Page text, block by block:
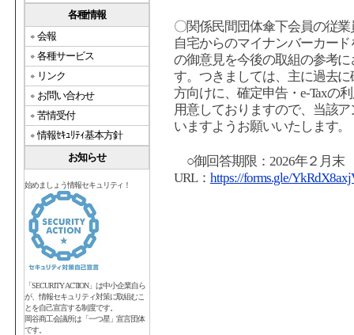
〇関係民間団体傘下会員の従
自宅からのマイナンバーカー
の御意見を今後の取組の参考
す。つきましては、主に過去
方向けに、確定申告・e-Taxの
用意しておりますので、当該
いますようお願いいたします。
○御回答期限：2026年２月末
URL： https://forms.gle/
各種情報
会報
各種サービス
リンク
お問い合わせ
苦情受付
情報ｾｷｭﾘﾃｨ基本方針
お知らせ
始めましょう情報セキュリティ！
「SECURITY ACTION」は中小企業自ら
が、情報セキュリティ対策に取組むこ
とを自己宣言する制度です。
岡谷商工会議所は「一つ星」宣言団体
です。